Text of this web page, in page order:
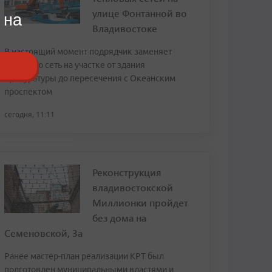
улице Фонтанной во
Владивостоке
В настоящий момент подрядчик заменяет
тепловую сеть на участке от здания
прокуратуры до пересечения с Океанским
проспектом
сегодня, 11:11
Реконструкция
владивостокской
Миллионки пройдет
без дома на
Семеновской, 3а
Ранее мастер-план реализации КРТ был
подготовлен муниципальными властями и